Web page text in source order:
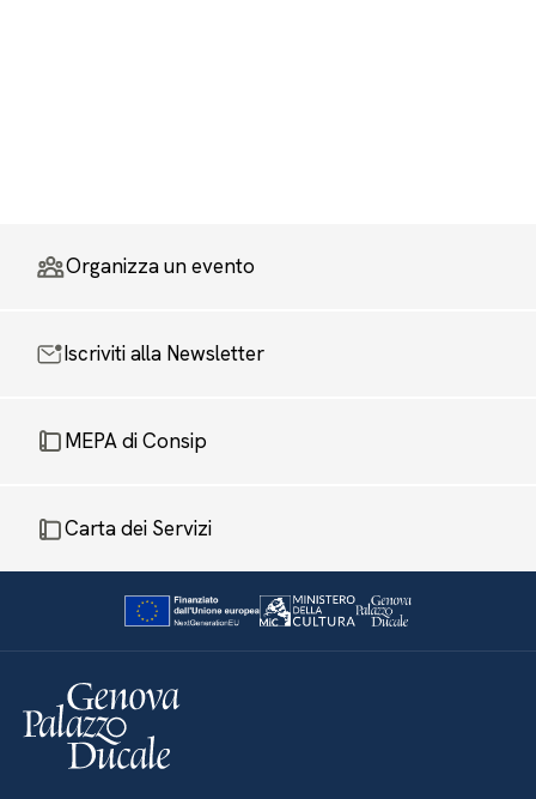
Organizza un evento
Iscriviti alla Newsletter
MEPA di Consip
Carta dei Servizi